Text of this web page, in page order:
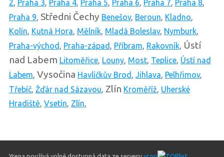
2, Praha 3, Praha 4, Praha 5, Praha 6, Praha 7, Praha 8,
Praha 9, Středni Čechy Benešov, Beroun, Kladno,
Kolín, Kutná Hora, Mělník, Mladá Boleslav, Nymburk,
Praha-východ , Praha-západ , Příbram, Rakovník, Ústí
nad Labem Litoměřice, Louny, Most, Teplice, Ústí nad
Labem, Vysočina Havlíčkův Brod , Jihlava, Pelhřimov,
Třebíč, Žďár nad Sázavou, Zlín Kroměříž, Uherské
Hradiště, Vsetín, Zlín,